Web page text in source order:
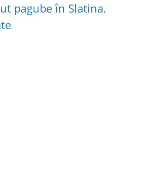
pagube în Slatina.